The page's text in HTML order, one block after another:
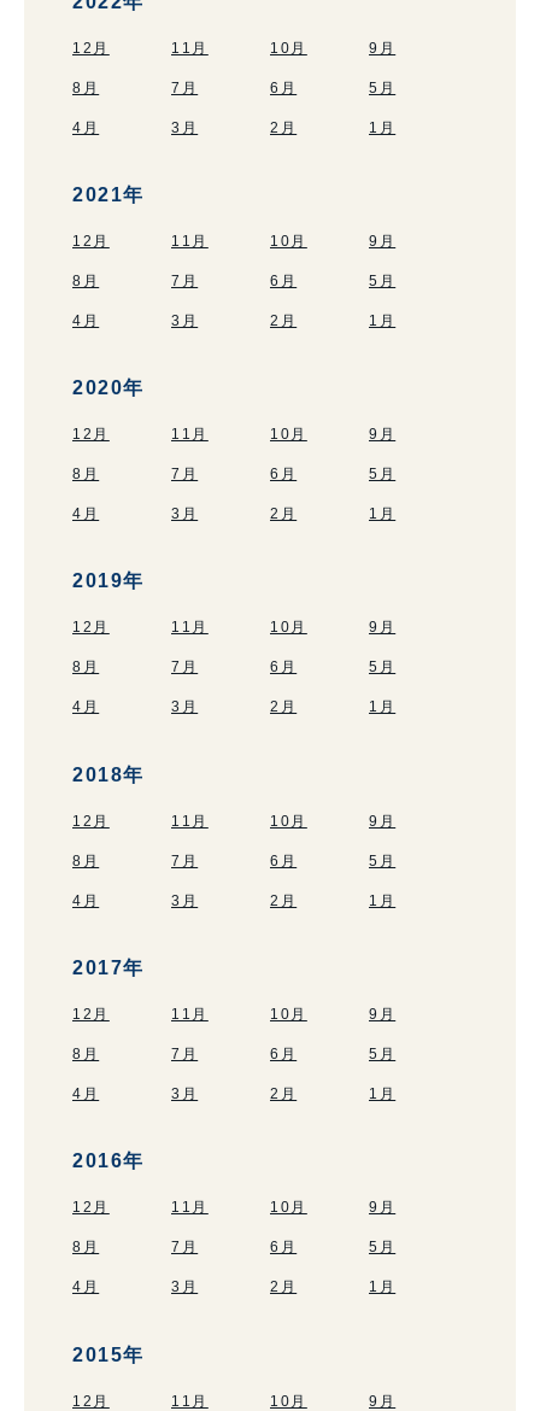
12月 11月 10月 9月
8月 7月 6月 5月
4月 3月 2月 1月
2021年
12月 11月 10月 9月
8月 7月 6月 5月
4月 3月 2月 1月
2020年
12月 11月 10月 9月
8月 7月 6月 5月
4月 3月 2月 1月
2019年
12月 11月 10月 9月
8月 7月 6月 5月
4月 3月 2月 1月
2018年
12月 11月 10月 9月
8月 7月 6月 5月
4月 3月 2月 1月
2017年
12月 11月 10月 9月
8月 7月 6月 5月
4月 3月 2月 1月
2016年
12月 11月 10月 9月
8月 7月 6月 5月
4月 3月 2月 1月
2015年
12月 11月 10月 9月